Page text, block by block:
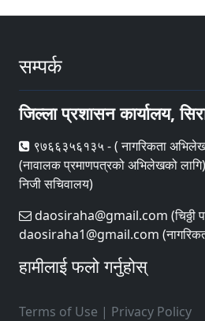
सम्पर्क
जिल्ला प्रशासन कार्यालय,
९७६६३५६१३५ - ( नागरिकता
(नावालक प्रमाणपत्रको अभिलेखको
निजी सचिवालय)
daosiraha@gmail.com (चिठ्ठी
daosiraha1@gmail.com
हामीलाई फलो गर्नुहोस्
Terms of Use | Privacy Policy